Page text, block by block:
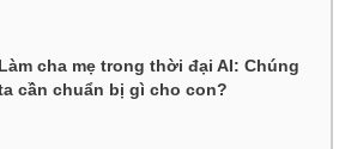
Làm cha mẹ trong thời đại AI: Chúng
cần chuẩn bị gì cho con?